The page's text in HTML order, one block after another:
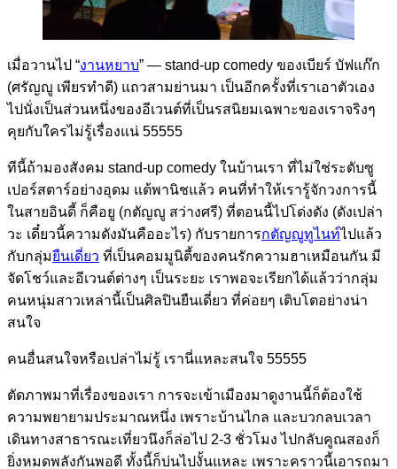
เมื่อวานไป “งานหยาบ” — stand-up comedy ของเบียร์ บัฟแก๊ก
(ศรัญญู เพียรทำดี) แถวสามย่านมา เป็นอีกครั้งที่เราเอาตัวเอง
ไปนั่งเป็นส่วนหนึ่งของอีเวนต์ที่เป็นรสนิยมเฉพาะของเราจริงๆ
คุยกับใครไม่รู้เรื่องแน่ 55555
ทีนี้ถ้ามองสังคม stand-up comedy ในบ้านเรา ที่ไม่ใช่ระดับซู
เปอร์สตาร์อย่างอุดม แต้พานิชแล้ว คนที่ทำให้เรารู้จักวงการนี้
ในสายอินดี้ ก็คือยู (กตัญญู สว่างศรี) ที่ตอนนี้ไปโด่งดัง (ดังเปล่า
วะ เดี๋ยวนี้ความดังมันคืออะไร) กับรายการกตัญญูทูไนท์ไปแล้ว
กับกลุ่มยืนเดี่ยว ที่เป็นคอมมูนิตี้ของคนรักความฮาเหมือนกัน มี
จัดโชว์และอีเวนต์ต่างๆ เป็นระยะ เราพอจะเรียกได้แล้วว่ากลุ่ม
คนหนุ่มสาวเหล่านี้เป็นศิลปินยืนเดี่ยว ที่ค่อยๆ เติบโตอย่างน่า
สนใจ
คนอื่นสนใจหรือเปล่าไม่รู้ เรานี่แหละสนใจ 55555
ตัดภาพมาที่เรื่องของเรา การจะเข้าเมืองมาดูงานนี้ก็ต้องใช้
ความพยายามประมาณหนึ่ง เพราะบ้านไกล และบวกลบเวลา
เดินทางสาธารณะเที่ยวนึงก็ล่อไป 2-3 ชั่วโมง ไปกลับคูณสองก็
ยิ่งหมดพลังกันพอดี ทั้งนี้ก็บ่นไปงั้นแหละ เพราะคราวนี้เอารถมา